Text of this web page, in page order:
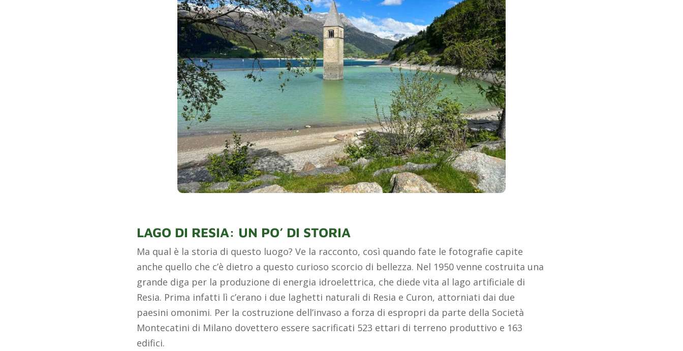
LAGO DI RESIA: UN PO’ DI STORIA
Ma qual è la storia di questo luogo? Ve la racconto, così quando fate le fotografie capite
anche quello che c’è dietro a questo curioso scorcio di bellezza. Nel 1950 venne costruita una
grande diga per la produzione di energia idroelettrica, che diede vita al lago artificiale di
Resia. Prima infatti lì c’erano i due laghetti naturali di Resia e Curon, attorniati dai due
paesini omonimi. Per la costruzione dell’invaso a forza di espropri da parte della Società
Montecatini di Milano dovettero essere sacrificati 523 ettari di terreno produttivo e 163
edifici.